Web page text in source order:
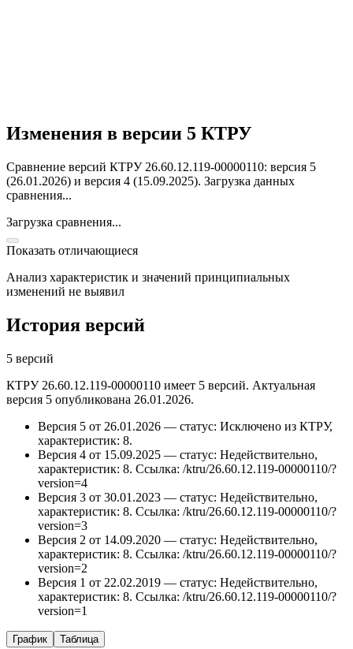
Изменения в версии 5 КТРУ
Сравнение версий КТРУ 26.60.12.119-00000110: версия 5
(26.01.2026) и версия 4 (15.09.2025). Загрузка данных
сравнения...
Загрузка сравнения...
Показать отличающиеся
Анализ характеристик и значений принципиальных
изменений не выявил
История версий
5 версий
КТРУ 26.60.12.119-00000110 имеет 5 версий. Актуальная
версия 5 опубликована 26.01.2026.
Версия 5 от 26.01.2026 — статус: Исключено из КТРУ,
характеристик: 8.
Версия 4 от 15.09.2025 — статус: Недействительно,
характеристик: 8. Ссылка: /ktru/26.60.12.119-00000110/?
version=4
Версия 3 от 30.01.2023 — статус: Недействительно,
характеристик: 8. Ссылка: /ktru/26.60.12.119-00000110/?
version=3
Версия 2 от 14.09.2020 — статус: Недействительно,
характеристик: 8. Ссылка: /ktru/26.60.12.119-00000110/?
version=2
Версия 1 от 22.02.2019 — статус: Недействительно,
характеристик: 8. Ссылка: /ktru/26.60.12.119-00000110/?
version=1
График Таблица